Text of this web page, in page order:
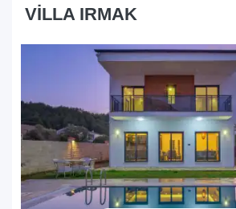
VILLA IRMAK